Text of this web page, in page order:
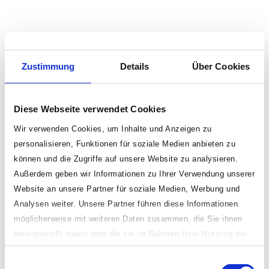
Zustimmung Details Über Cookies
Diese Webseite verwendet Cookies
Wir verwenden Cookies, um Inhalte und Anzeigen zu
personalisieren, Funktionen für soziale Medien anbieten zu
können und die Zugriffe auf unsere Website zu analysieren.
Außerdem geben wir Informationen zu Ihrer Verwendung unserer
Website an unsere Partner für soziale Medien, Werbung und
Analysen weiter. Unsere Partner führen diese Informationen
möglicherweise mit weiteren Daten zusammen, die Sie ihnen
bereitgestellt haben oder die sie im Rahmen Ihrer Nutzung der
Dienste gesammelt haben.
Indem Sie „erlauben oder zulassen“ klicken, stimmen Sie